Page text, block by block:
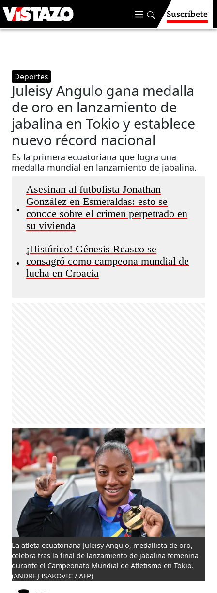
Suscríbete
Deportes
Juleisy Angulo gana medalla
de oro en lanzamiento de
jabalina en Tokio y establece
nuevo récord nacional
Es la primera ecuatoriana que logra una
medalla mundial en lanzamiento de jabalina.
•
Asesinan al futbolista Jonathan
González en Esmeraldas: esto se
conoce sobre el crimen perpetrado en
su vivienda
•
¡Histórico! Génesis Reasco se
consagró como campeona mundial de
lucha en Croacia
La atleta ecuatoriana Juleisy Angulo, medallista de oro,
celebra tras la final de lanzamiento de jabalina femenina
durante el Campeonato Mundial de Atletismo en Tokio.
(ANDREJ ISAKOVIC / AFP)